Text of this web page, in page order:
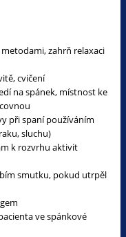
zahrň relaxaci
cvičení
na spánek, místnost ke
při spaní používáním
sluchu)
k rozvrhu aktivit
smutku, pokud utrpěl
ve spánkové